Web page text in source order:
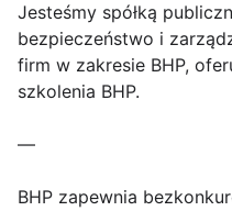
Jesteśmy spółką
bezpieczeństwo i
firm w zakresie BHP,
szkolenia BHP.
—
BHP zapewnia